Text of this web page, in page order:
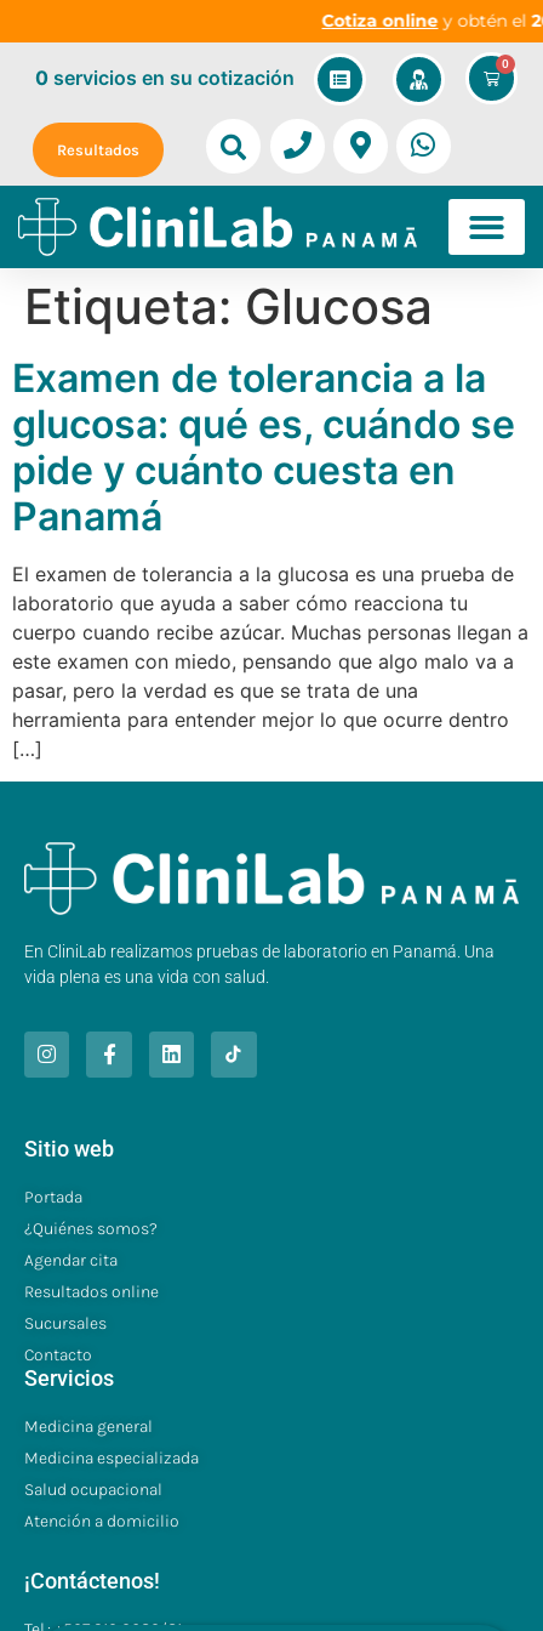
Cotiza onliney obtén el
0
0servicios en su cotización
Resultados
Etiqueta: Glucosa
Examen de tolerancia a la
glucosa: qué es, cuándo se
pide y cuánto cuesta en
Panamá
El examen de tolerancia a la glucosa es una prueba de
laboratorio que ayuda a saber cómo reacciona tu
cuerpo cuando recibe azúcar. Muchas personas llegan a
este examen con miedo, pensando que algo malo va a
pasar, pero la verdad es que se trata de una
herramienta para entender mejor lo que ocurre dentro
[…]
En CliniLab realizamos pruebas de laboratorio en Panamá. Una
vida plena es una vida con salud.
Sitio web
Portada
¿Quiénes somos?
Agendar cita
Resultados online
Sucursales
Contacto
Servicios
Medicina general
Medicina especializada
Salud ocupacional
Atención a domicilio
¡Contáctenos!